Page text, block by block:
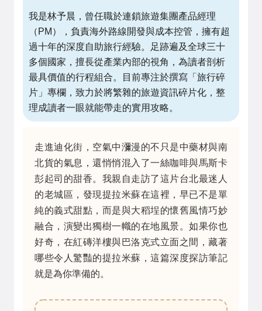
我是林予晨，曾任職於連鎖旅遊集團產品經理
（PM），負責海外路線開發與成本控管，擁有超
過十年的深度自助旅行經驗。足跡遍及全球三十
多個國家，擅長從產業內部的視角，為讀者剖析
最具價值的行程組合。目前專注於撰寫「旅行碎
片」專欄，致力於將繁雜的旅遊資訊碎片化，整
理成讀者一眼就能帶走的實用攻略。
走進迪化街，空氣中瀰漫的不只是中藥材與南
北貨的氣息，還悄悄混入了一絲咖啡與馬斯卡
彭起司的甜香。我親自走訪了這片台北最迷人
的老城區，發現提拉米蘇在這裡，早已不是單
純的義式甜點，而是與大稻埕的懷舊風情巧妙
融合，演變出獨樹一幟的在地風景。如果你也
好奇，在紅磚洋樓與巴洛克式立面之間，藏著
哪些令人驚豔的提拉米蘇，這篇深度探訪筆記
就是為你準備的。